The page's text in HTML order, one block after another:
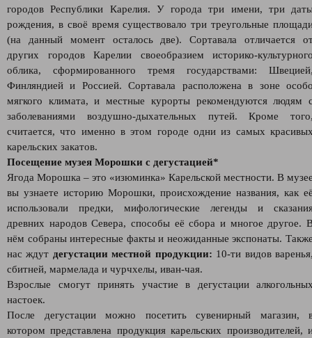
городов Республики Карелия. У города три имени, три
рождения, в своё время существовало три треугольные
(на данный момент осталось две). Сортавала отличается
других городов Карелии своеобразием историко-
облика, сформированного тремя государствами:
Финляндией и Россией. Сортавала расположена в зоне
мягкого климата, и местные курорты рекомендуются людям
заболеваниями воздушно-дыхательных путей. Кроме
считается, что именно в этом городе одни из самых
карельских закатов.
Посещение музея Морошки с дегустацией*
Ягода Морошка – это «изюминка» Карельской местности. В
вы узнаете историю Морошки, происхождение названия, как
использовали предки, мифологические легенды и
древних народов Севера, способы её сбора и многое другое.
нём собраны интересные факты и неожиданные экспонаты.
нас ждут дегустации местной продукции: 10-ти видов
сбитней, мармелада и чурчхелы, иван-чая.
Взрослые смогут принять участие в дегустации
настоек.
После дегустации можно посетить сувенирный магазин,
котором представлена продукция карельских производителей,